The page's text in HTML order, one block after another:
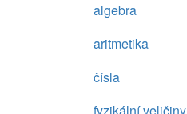
algebra
aritmetika
čísla